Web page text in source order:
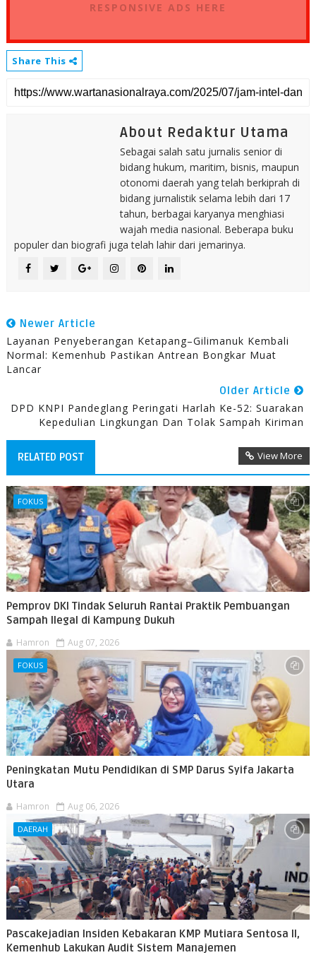
RESPONSIVE ADS HERE
Share This
About Redaktur Utama
Sebagai salah satu jurnalis senior di
bidang hukum, maritim, bisnis, maupun
otonomi daerah yang telah berkiprah di
bidang jurnalistik selama lebih dari 17
tahun, berbagai karyanya menghiasi
wajah media nasional. Beberapa buku
populer dan biografi juga telah lahir dari jemarinya.
Newer Article
Layanan Penyeberangan Ketapang–Gilimanuk Kembali
Normal: Kemenhub Pastikan Antrean Bongkar Muat
Lancar
Older Article
DPD KNPI Pandeglang Peringati Harlah Ke-52: Suarakan
Kepedulian Lingkungan Dan Tolak Sampah Kiriman
RELATED POST View More
FOKUS
Pemprov DKI Tindak Seluruh Rantai Praktik Pembuangan
Sampah Ilegal di Kampung Dukuh
Hamron Aug 07, 2026
FOKUS
Peningkatan Mutu Pendidikan di SMP Darus Syifa Jakarta
Utara
Hamron Aug 06, 2026
DAERAH
Pascakejadian Insiden Kebakaran KMP Mutiara Sentosa II,
Kemenhub Lakukan Audit Sistem Manajemen